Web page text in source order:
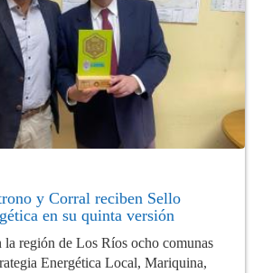
y Corral reciben Sello
en su quinta versión
la región de Los Ríos ocho comunas
Energética Local, Mariquina,